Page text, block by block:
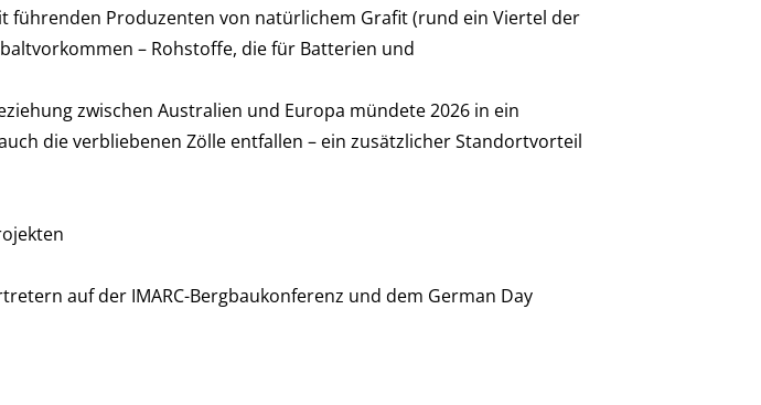
führenden Produzenten von natürlichem Grafit (rund ein Viertel der
– Rohstoffe, die für Batterien und
zwischen Australien und Europa mündete 2026 in ein
die verbliebenen Zölle entfallen – ein zusätzlicher Standortvorteil
auf der IMARC-Bergbaukonferenz und dem German Day